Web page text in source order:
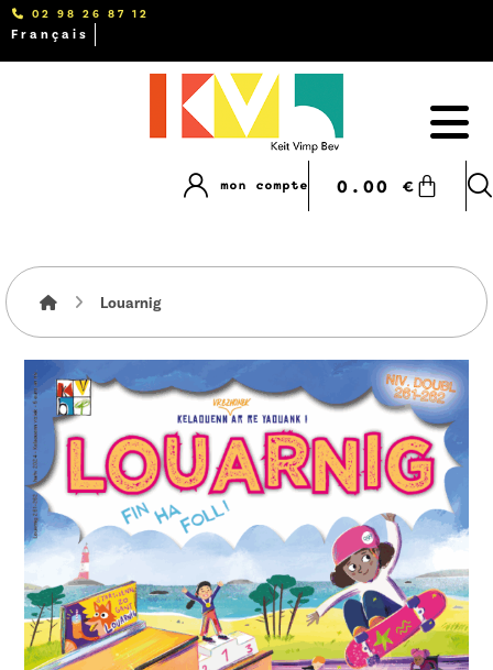
Français
02 98 26 87 12
0.00 €
mon compte
Louarnig